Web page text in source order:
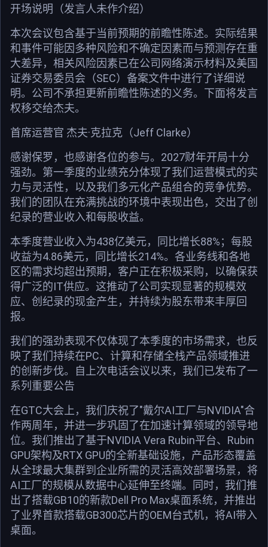
开场说明（发言人未作介绍）
本次会议包含基于当前预期的前瞻性陈述。实际结果
和事件可能因多种风险和不确定因素而与预测存在重
大差异，相关风险因素已在公司网络演示材料及美国
证券交易委员会（SEC）备案文件中进行了详细说
明。公司不承担更新前瞻性陈述的义务。下面将发言
权移交给杰夫。
首席运营官 杰夫·克拉克（Jeff Clarke）
感谢保罗，也感谢各位的参与。2027财年开局十分
强劲。第一季度的业绩充分体现了我们运营模式的实
力与灵活性，以及我们多元化产品组合的竞争优势。
我们的团队在充满挑战的环境中表现出色，交出了创
纪录的营业收入和每股收益。
本季度营业收入为438亿美元，同比增长88%；每股
收益为4.86美元，同比增长214%。各业务线和各地
区的需求均超出预期，客户正在积极采购，以确保获
得广泛的IT供应。这推动了公司实现显著的规模效
应、创纪录的现金产生，并持续为股东带来丰厚回
报。
我们的强劲表现不仅体现了本季度的市场需求，也反
映了我们持续在PC、计算和存储全栈产品领域推进
的创新步伐。自上次电话会议以来，我们已发布了一
系列重要公告
在GTC大会上，我们庆祝了"戴尔AI工厂与NVIDIA"合
作两周年，并进一步巩固了在加速计算领域的领导地
位。我们推出了基于NVIDIA Vera Rubin平台、Rubin
GPU架构及RTX GPU的全新基础设施，产品形态覆盖
从全球最大集群到企业所需的灵活高效部署场景，将
AI工厂的规模从数据中心延伸至终端。同时，我们推
出了搭载GB10的新款Dell Pro Max桌面系统，并推出
了业界首款搭载GB300芯片的OEM台式机，将AI带入
桌面。